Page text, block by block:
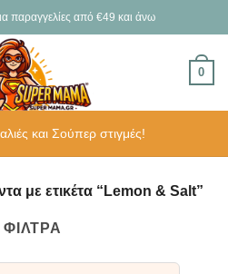
παραγγελίες από €49 και άνω
0
και Σούπερ στιγμές!
με ετικέτα “Lemon & Salt”
ΦΊΛΤΡΑ